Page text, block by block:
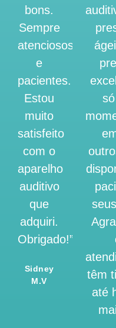
bons.
Sempre
atenciosos
e
pacientes.
Estou
muito
satisfeito
com o
aparelho
auditivo
que
adquiri.
Obrigado!”
Sidney
M.V
têm
até